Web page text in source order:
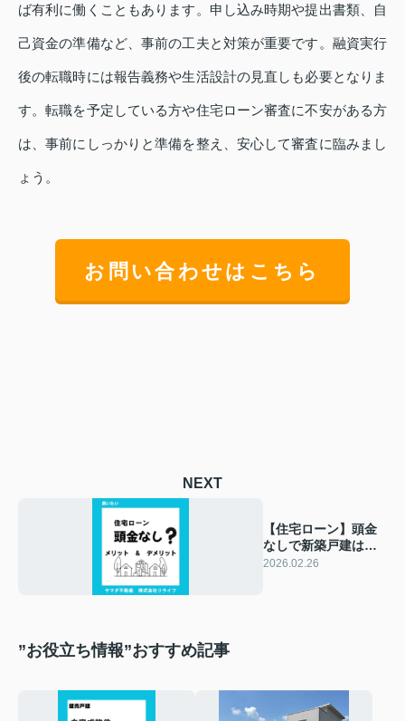
ば有利に働くこともあります。申し込み時期や提出書類、自
己資金の準備など、事前の工夫と対策が重要です。融資実行
後の転職時には報告義務や生活設計の見直しも必要となりま
す。転職を予定している方や住宅ローン審査に不安がある方
は、事前にしっかりと準備を整え、安心して審査に臨みまし
ょう。
お問い合わせはこちら
NEXT
【住宅ローン】頭金
なしで新築戸建は購
入できる？メリット
2026.02.26
”お役立ち情報”おすすめ記事